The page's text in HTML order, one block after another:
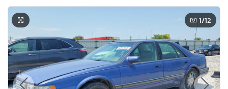
1/12